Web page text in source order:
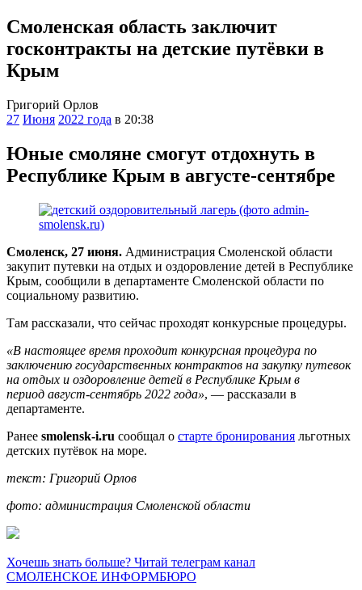
Смоленская область заключит
госконтракты на детские путёвки в
Крым
Григорий Орлов
27 Июня 2022 года в 20:38
Юные смоляне смогут отдохнуть в
Республике Крым в августе-сентябре
Смоленск, 27 июня. Администрация Смоленской области
закупит путевки на отдых и оздоровление детей в Республике
Крым, сообщили в департаменте Смоленской области по
социальному развитию.
Там рассказали, что сейчас проходят конкурсные процедуры.
«В настоящее время проходит конкурсная процедура по
заключению государственных контрактов на закупку путевок
на отдых и оздоровление детей в Республике Крым в
период август-сентябрь 2022 года», — рассказали в
департаменте.
Ранее smolensk-i.ru сообщал о старте бронирования льготных
детских путёвок на море.
текст: Григорий Орлов
фото: администрация Смоленской области
Хочешь знать больше? Читай телеграм канал
СМОЛЕНСКОЕ ИНФОРМБЮРО